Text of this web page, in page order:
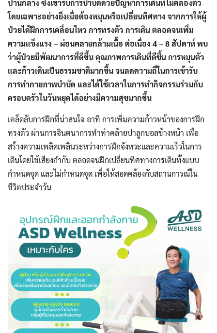
ปานกลาง ซึ่งเข้ารับการบำบัดด้วยปัญหาการเดินที่ไม่คล่องตัว
โดยเฉพาะอย่างยิ่งเมื่อต้องหมุนหรือเปลี่ยนทิศทาง จากการให้ผู้
ป่วยได้ฝึกการเคลื่อนไหว การทรงตัว การเดิน ตลอดจนเพิ่ม
ความแข็งแรง – ผ่อนคลายกล้ามเนื้อ ต่อเนื่อง 4 – 8 สัปดาห์ พบ
ว่าผู้ป่วยมีพัฒนาการที่ดีขึ้น คุณภาพการเดินที่ดีขึ้น การหมุนตัว
และก้าวเดินเป็นธรรมชาติมากขึ้น จนลดความถี่ในการเข้ารับ
การทำกายภาพบำบัด และได้ใช้เวลาในการทำกิจกรรมร่วมกับ
ครอบครัวในวันหยุดได้อย่างมีความสุขมากขึ้น
เคล็ดลับการฝึกที่น่าสนใจ อาทิ การเพิ่มความก้าวหน้าของการฝึก
ทรงตัว ผ่านการจินตนาการทำท่าคล้ายปาลูกบอลข้างหน้า เพื่อ
สร้างความเพลิดเพลินระหว่างการฝึกจังหวะและความเร็วในการ
เดินโดยใช้เสียงกำกับ ตลอดจนฝึกเปลี่ยนทิศทางการเดินทั้งแบบ
กำหนดจุด และไม่กำหนดจุด เพื่อให้สอดคล้องกับสถานการณ์ใน
ชีวิตประจำวัน